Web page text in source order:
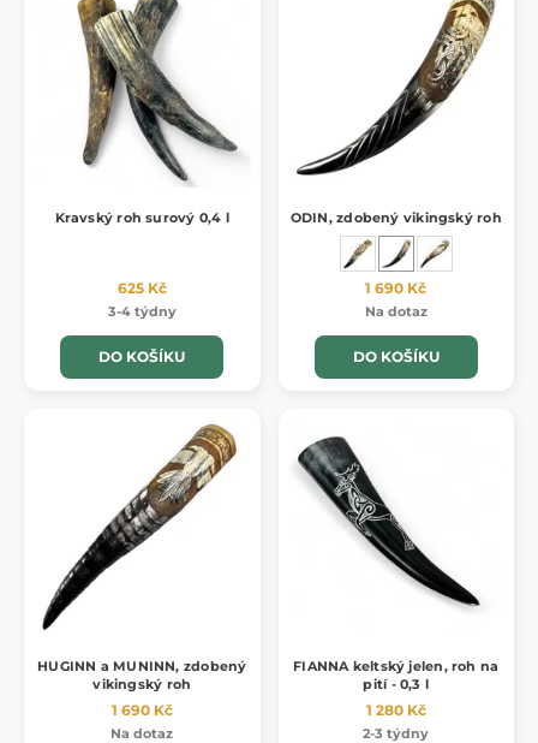
Kravský roh surový 0,4 l
625 Kč
3-4 týdny
DO KOŠÍKU
ODIN, zdobený vikingský roh
1 690 Kč
Na dotaz
DO KOŠÍKU
HUGINN a MUNINN, zdobený
vikingský roh
1 690 Kč
Na dotaz
FIANNA keltský jelen, roh na
pití - 0,3 l
1 280 Kč
2-3 týdny